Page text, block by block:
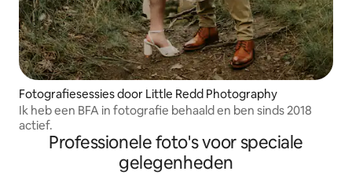
Fotografiesessies door Little Redd Photography
Ik heb een BFA in fotografie behaald en ben sinds 2018
actief.
Professionele foto's voor speciale
gelegenheden